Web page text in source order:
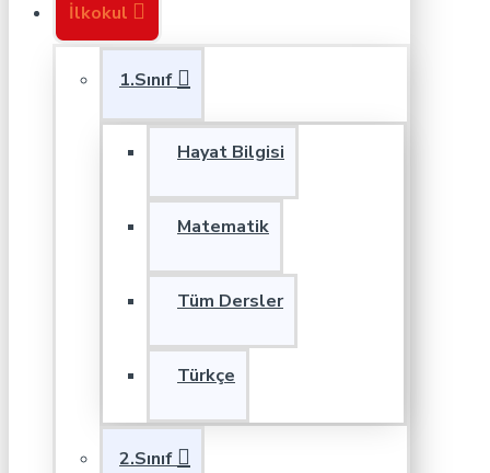
İlkokul
1.Sınıf
Hayat Bilgisi
Matematik
Tüm Dersler
Türkçe
2.Sınıf